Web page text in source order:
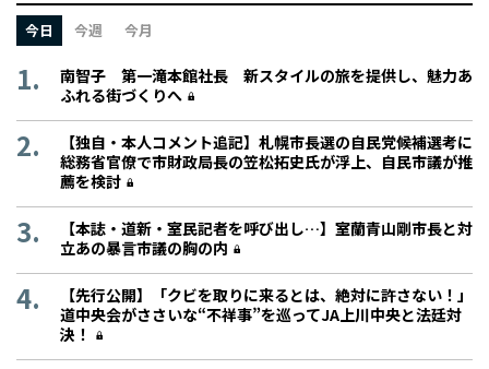
今日 今週 今月
南智子 第一滝本館社長 新スタイルの旅を提供し、魅力あ
ふれる街づくりへ
【独自・本人コメント追記】札幌市長選の自民党候補選考に
総務省官僚で市財政局長の笠松拓史氏が浮上、自民市議が推
薦を検討
【本誌・道新・室民記者を呼び出し…】室蘭青山剛市長と対
立あの暴言市議の胸の内
【先行公開】「クビを取りに来るとは、絶対に許さない！」
道中央会がささいな“不祥事”を巡ってJA上川中央と法廷対
決！